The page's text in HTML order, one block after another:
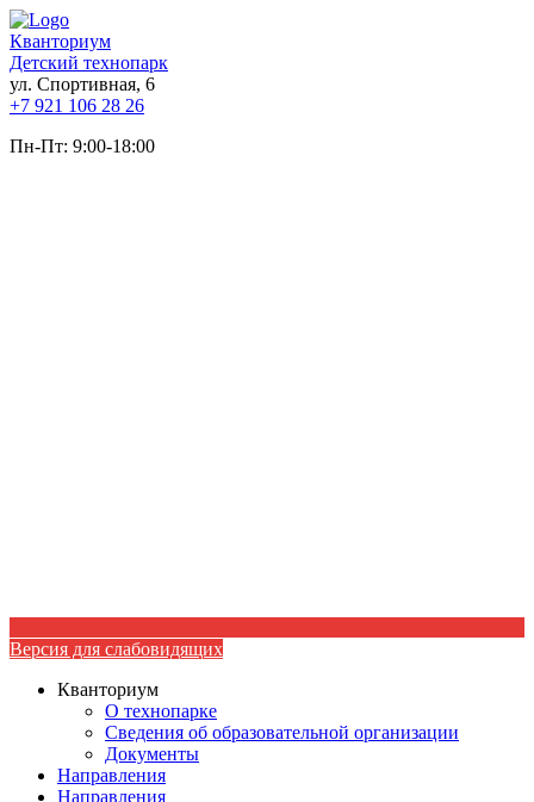
Кванториум
Детский технопарк
ул. Спортивная, 6
+7 921 106 28 26
Пн-Пт: 9:00-18:00
Версия для слабовидящих
Кванториум
О технопарке
Сведения об образовательной организации
Документы
Направления
Направления